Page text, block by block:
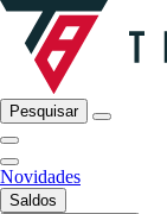
Pesquisar
Novidades
Saldos